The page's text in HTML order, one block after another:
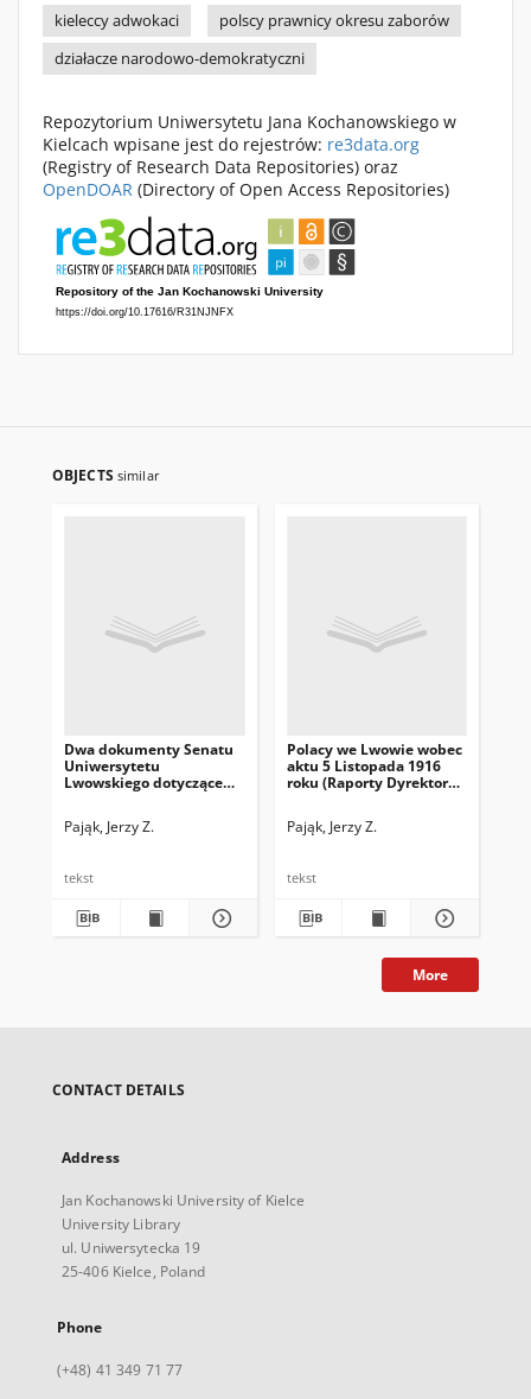
kieleccy adwokaci
polscy prawnicy okresu zaborów
działacze narodowo-demokratyczni
Repozytorium Uniwersytetu Jana Kochanowskiego w
Kielcach wpisane jest do rejestrów: re3data.org
(Registry of Research Data Repositories) oraz
OpenDOAR (Directory of Open Access Repositories)
OBJECTS similar
Dwa dokumenty Senatu
Uniwersytetu
Lwowskiego dotyczące
Pająk, Jerzy Z.
tekst
Polacy we Lwowie wobec
aktu 5 Listopada 1916
roku (Raporty Dyrektora
Namiestnictwa
Pająk, Jerzy Z.
tekst
More
CONTACT DETAILS
Address
Jan Kochanowski University of Kielce
University Library
ul. Uniwersytecka 19
25-406 Kielce, Poland
Phone
(+48) 41 349 71 77